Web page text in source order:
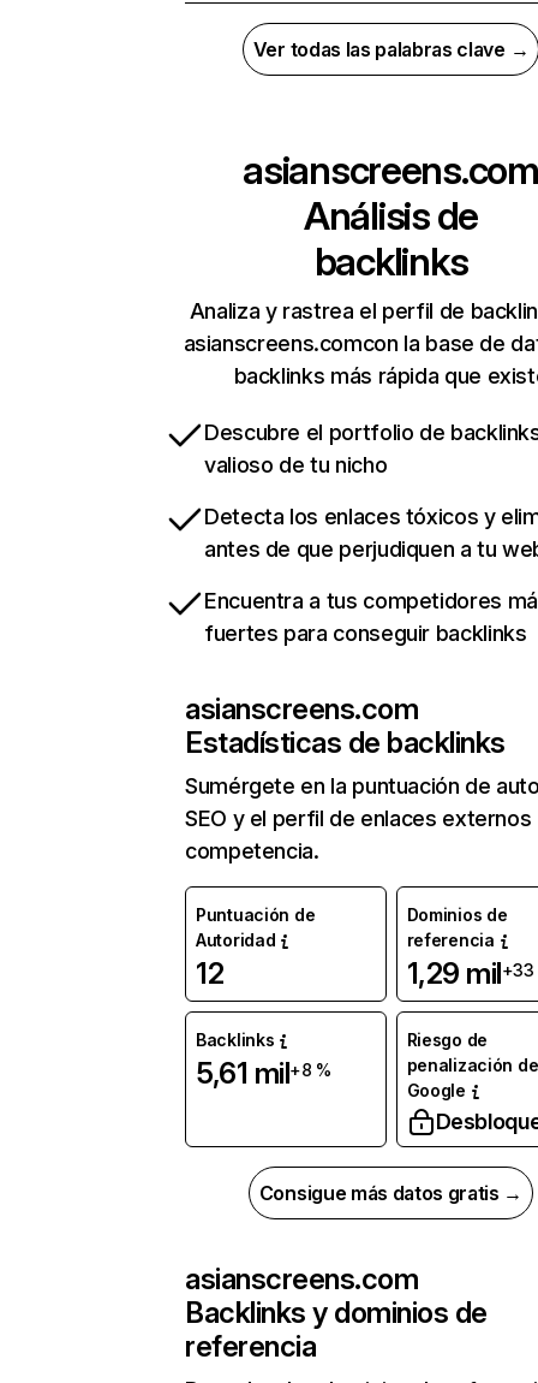
Ver todas las palabras clave →
asianscreens.com
Análisis de
backlinks
Analiza y rastrea el perfil de
asianscreens.comcon la base de
backlinks más rápida que
Descubre el portfolio de
valioso de tu nicho
Detecta los enlaces tóxicos y
antes de que perjudiquen a tu
Encuentra a tus competidores
fuertes para conseguir backlinks
asianscreens.com
Estadísticas de backlinks
Sumérgete en la puntuación de
SEO y el perfil de enlaces externos
competencia.
Puntuación de
Autoridad
12
Dominios de
referencia
1,29 mil+33
Backlinks
5,61 mil+8 %
Riesgo de
penalización de
Google
Consigue más datos gratis →
asianscreens.com
Backlinks y dominios de
referencia